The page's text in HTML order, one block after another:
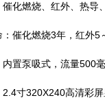
燃烧、红外、热导
化燃烧3年，红外5
置泵吸式，流量500
寸320X240高清彩屏